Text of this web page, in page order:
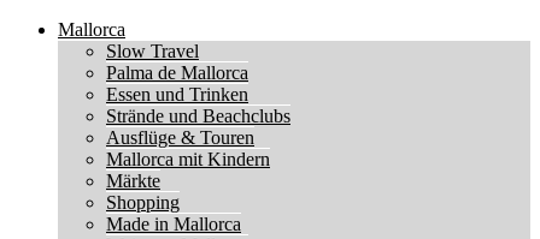
Mallorca
Slow Travel
Palma de Mallorca
Essen und Trinken
Strände und Beachclubs
Ausflüge & Touren
Mallorca mit Kindern
Märkte
Shopping
Made in Mallorca